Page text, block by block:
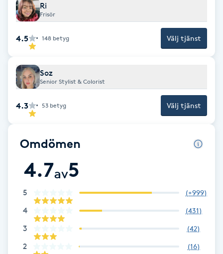
Gellack med förstärkning
Gravidmassage
Gravidyoga
Gruppträning
Gua Sha-massage
Healing
Herrklippning
Ri
Frisör
4.5 148 betyg Välj tjänst
Soz
Senior Stylist & Colorist
4.3 53 betyg Välj tjänst
Omdömen
4.7av5
5 (+999)
4 (431)
3 (42)
2 (16)